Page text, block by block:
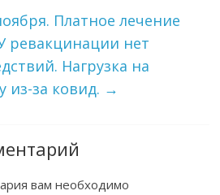
Платное лечение
ревакцинации нет
Нагрузка на
из-за ковид. →
вам необходимо